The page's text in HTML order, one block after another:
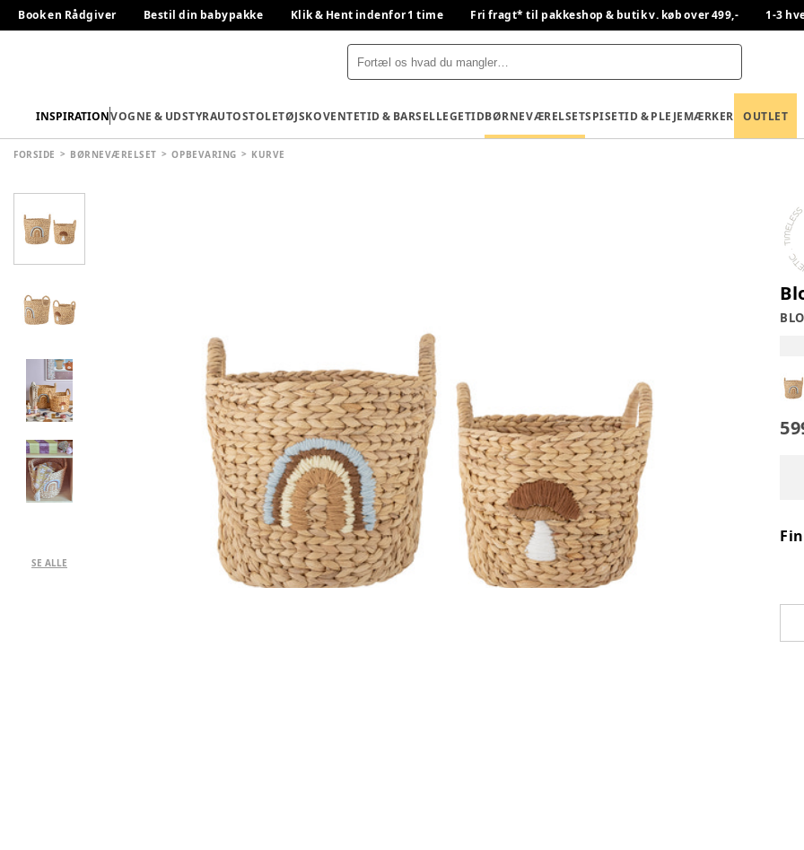
Book en Rådgiver Bestil din babypakke Klik & Hent indenfor 1 time Fri fragt* til pakkeshop & butik v. køb over 499,- 1-3
INSPIRATIONVOGNE & UDSTYRAUTOSTOLETØJSKOVENTETID & BARSELLEGETIDBØRNEVÆRELSETSPISETID & PLEJEMÆRKER OUTLET
FORSIDE BØRNEVÆRELSET OPBEVARING KURVE
SE ALLE